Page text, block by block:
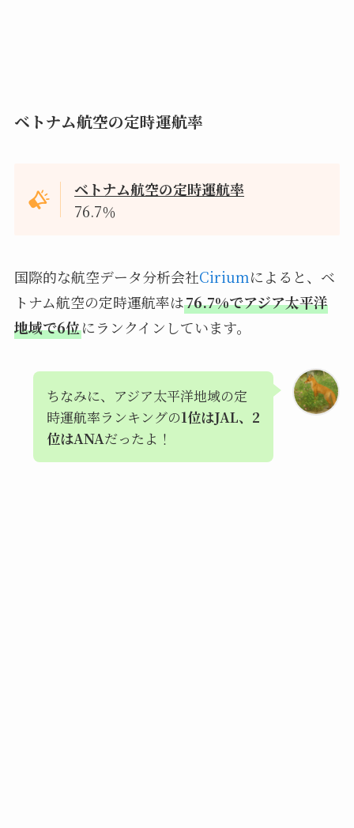
ベトナム航空の定時運航率
ベトナム航空の定時運航率
76.7％
国際的な航空データ分析会社Ciriumによると、ベ
トナム航空の定時運航率は76.7%でアジア太平洋
地域で6位にランクインしています。
ちなみに、アジア太平洋地域の定
時運航率ランキングの1位はJAL、2
位はANAだったよ！